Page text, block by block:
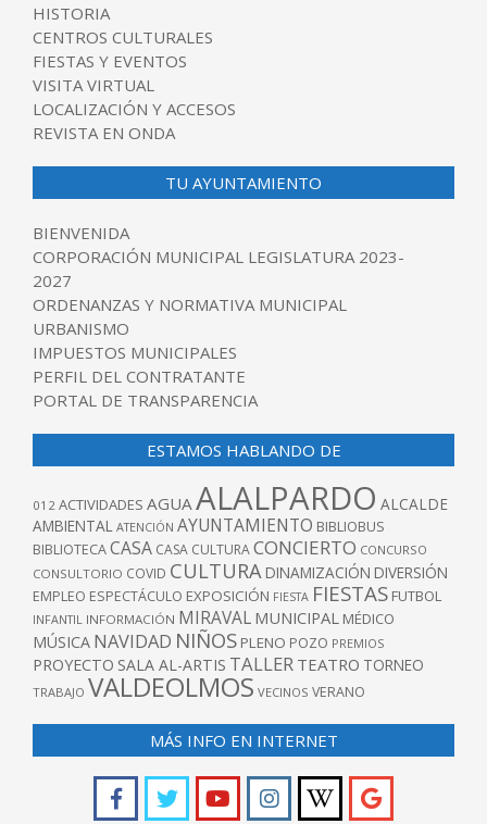
HISTORIA
CENTROS CULTURALES
FIESTAS Y EVENTOS
VISITA VIRTUAL
LOCALIZACIÓN Y ACCESOS
REVISTA EN ONDA
TU AYUNTAMIENTO
BIENVENIDA
CORPORACIÓN MUNICIPAL LEGISLATURA 2023-
2027
ORDENANZAS Y NORMATIVA MUNICIPAL
URBANISMO
IMPUESTOS MUNICIPALES
PERFIL DEL CONTRATANTE
PORTAL DE TRANSPARENCIA
ESTAMOS HABLANDO DE
012 ACTIVIDADES AGUA ALALPARDO ALCALDE
AMBIENTAL ATENCIÓN AYUNTAMIENTO BIBLIOBUS
BIBLIOTECACASA CASA CULTURACONCIERTO CONCURSO
CONSULTORIO COVID CULTURA DINAMIZACIÓN DIVERSIÓN
EMPLEO ESPECTÁCULO EXPOSICIÓN FIESTA FIESTAS FUTBOL
INFANTIL INFORMACIÓN MIRAVAL MUNICIPAL MÉDICO
MÚSICA NAVIDAD NIÑOS PLENO POZO PREMIOS
PROYECTO SALA AL-ARTIS TALLER TEATRO TORNEO
TRABAJO VALDEOLMOS VECINOS VERANO
MÁS INFO EN INTERNET